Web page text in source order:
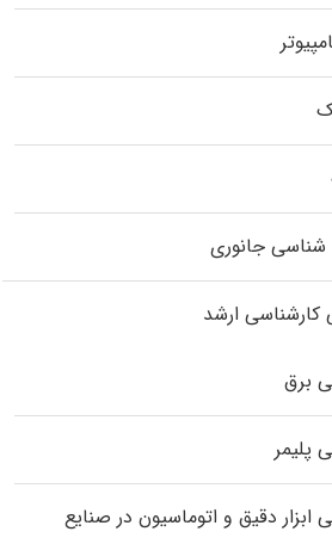
جانوری
ارشد
برق
پلیمر
دقیق و اتوماسیون در صنایع